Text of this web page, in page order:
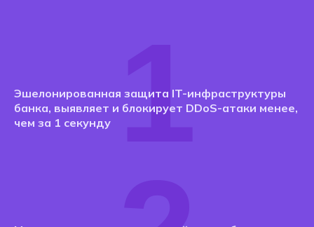
Эшелонированная защита IT-инфраструктуры
банка, выявляет и блокирует DDoS-атаки менее,
чем за 1 секунду 1